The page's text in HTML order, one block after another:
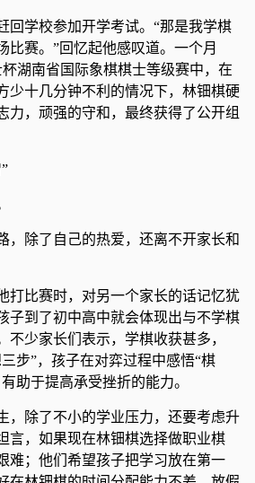
回学校参加开学考试。“那是我学棋
比赛。”回忆起他感叹道。一个月
湖南省国际象棋棋士等级赛中，在
少十几分钟不利的情况下，林钿棋硬
力，顽强的守和，最终获得了公开组
，除了自己的热爱，还离不开家长和
打比赛时，对另一个家长的话记忆犹
到了初中高中就会体现出与不学棋
不少家长们表示，学棋收获甚多，
步”，孩子在对弈过程中感悟“棋
助于提高承受挫折的能力。
，除了不小的学业压力，还要考虑升
言，如果现在林钿棋选择做职业棋
难；他们希望孩子把学习放在第一